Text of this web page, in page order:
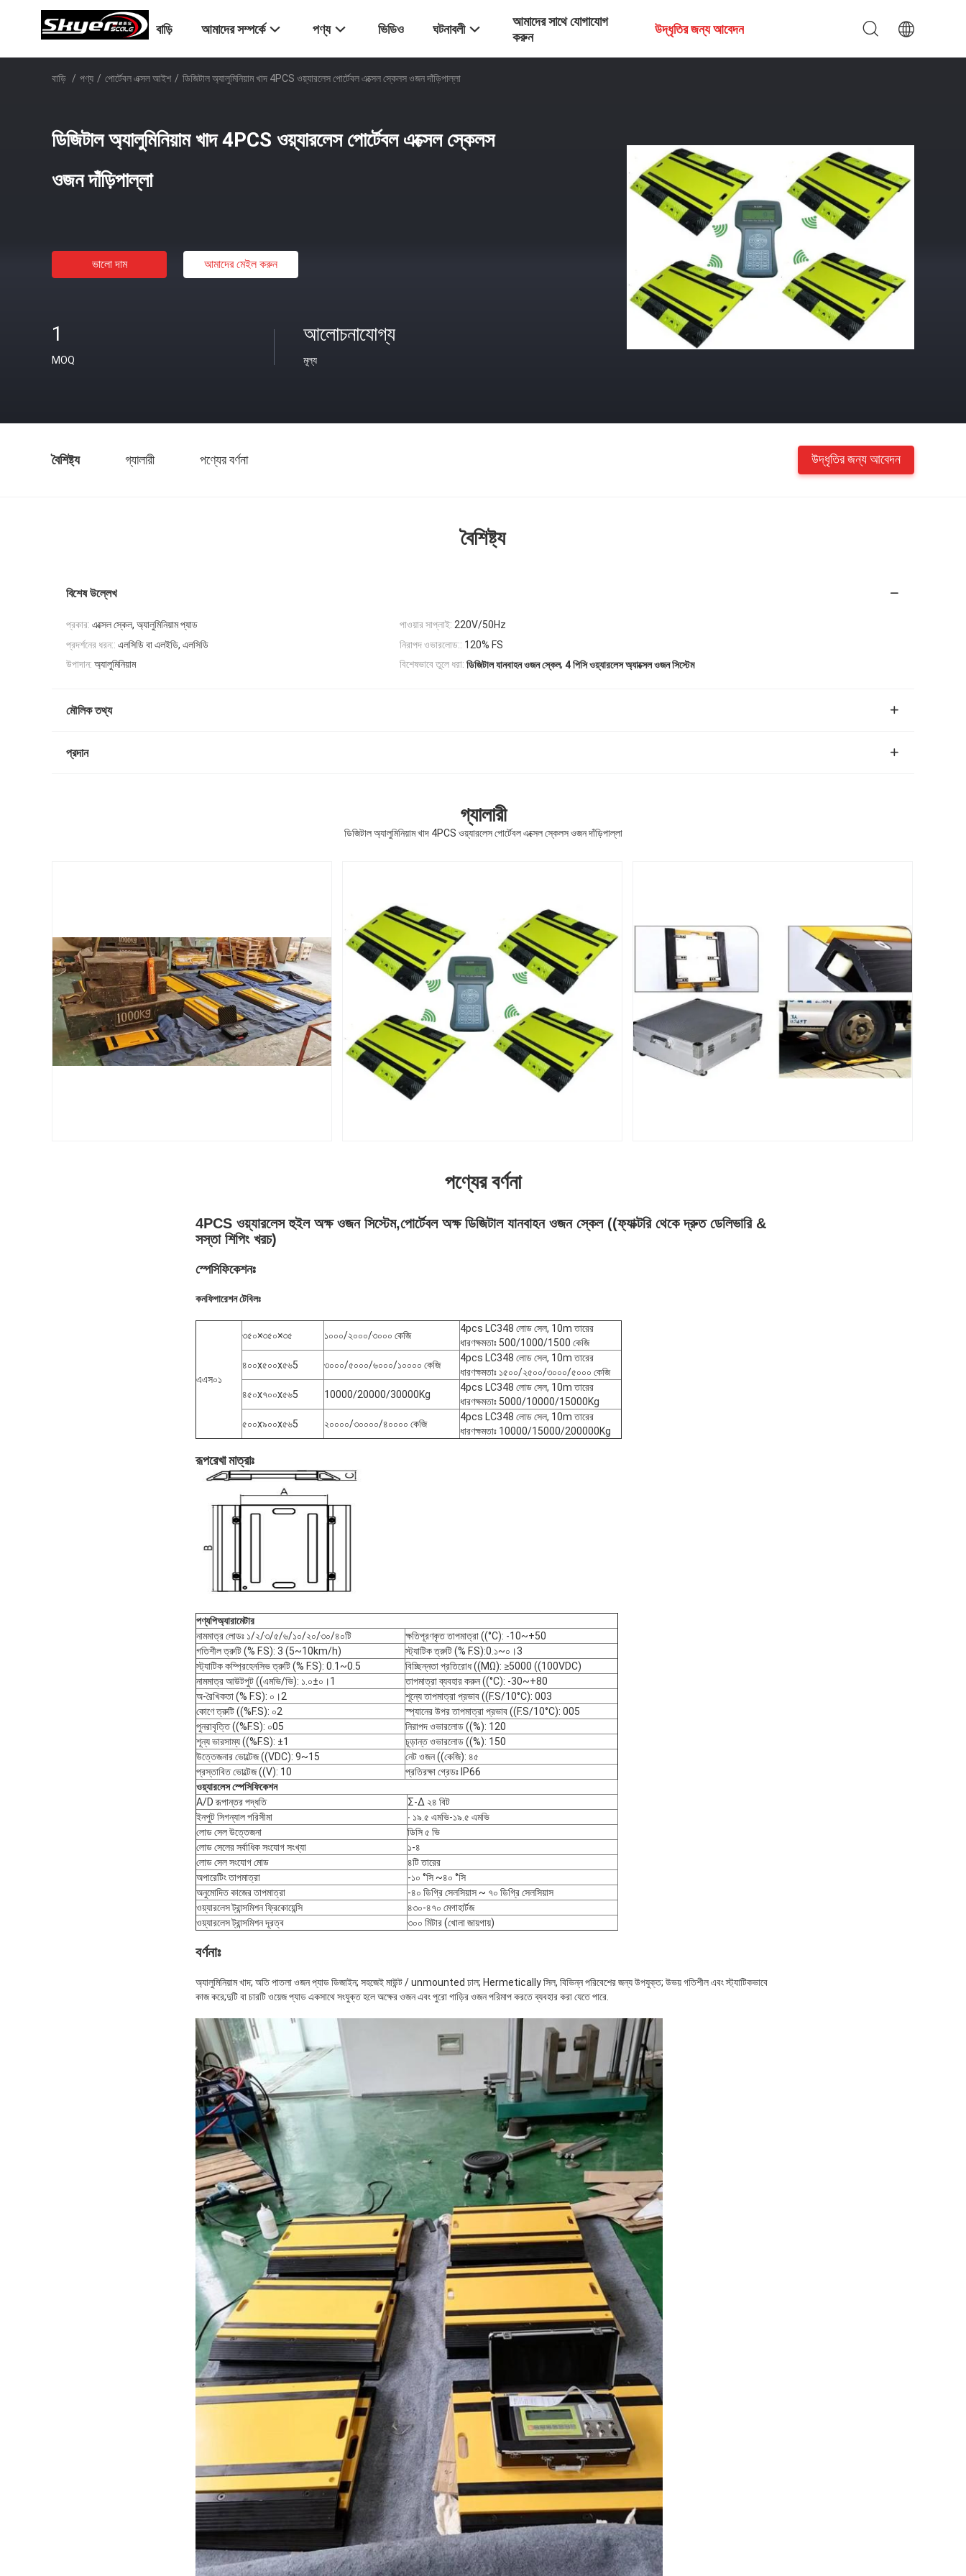
বাড়ি আমাদের সম্পর্কে পণ্য ভিডিও ঘটনাবলী
আমাদের সাথে যোগাযোগ
করুন
উদ্ধৃতির জন্য আবেদন
বাড়ি / পণ্য / পোর্টেবল এক্সল আইশ / ডিজিটাল অ্যালুমিনিয়াম খাদ 4PCS ওয়্যারলেস পোর্টেবল এক্সেল স্কেলস ওজন দাঁড়িপাল্লা
ডিজিটাল অ্যালুমিনিয়াম খাদ 4PCS ওয়্যারলেস পোর্টেবল এক্সেল স্কেলস
ওজন দাঁড়িপাল্লা
ভালো দাম আমাদের মেইল ​​করুন
1
MOQ
আলোচনাযোগ্য
মূল্য
বৈশিষ্ট্য গ্যালারী পণ্যের বর্ণনা উদ্ধৃতির জন্য আবেদন
বৈশিষ্ট্য
বিশেষ উল্লেখ
প্রকার: এক্সেল স্কেল, অ্যালুমিনিয়াম প্যাড পাওয়ার সাপ্লাই: 220V/50Hz
প্রদর্শনের ধরন:: এলসিডি বা এলইডি, এলসিডি নিরাপদ ওভারলোড:: 120% FS
উপাদান: অ্যালুমিনিয়াম বিশেষভাবে তুলে ধরা: ডিজিটাল যানবাহন ওজন স্কেল, 4 পিসি ওয়্যারলেস অ্যাক্সেল ওজন সিস্টেম
মৌলিক তথ্য
প্রদান
গ্যালারী
ডিজিটাল অ্যালুমিনিয়াম খাদ 4PCS ওয়্যারলেস পোর্টেবল এক্সেল স্কেলস ওজন দাঁড়িপাল্লা
পণ্যের বর্ণনা
4PCS ওয়্যারলেস হুইল অক্ষ ওজন সিস্টেম,পোর্টেবল অক্ষ ডিজিটাল যানবাহন ওজন স্কেল ((ফ্যাক্টরি থেকে দ্রুত ডেলিভারি &
সস্তা শিপিং খরচ)
স্পেসিফিকেশনঃ
কনফিগারেশন টেবিলঃ
এএস০১
৩৫০×৩৫০×৩৫ ১০০০/২০০০/৩০০০ কেজি
4pcs LC348 লোড সেল, 10m তারের
ধারণক্ষমতাঃ 500/1000/1500 কেজি
৪০০x৫০০x৫৬5
৩০০০/৫০০০/৬০০০/১০০০০ কেজি
4pcs LC348 লোড সেল, 10m তারের
ধারণক্ষমতাঃ ১৫০০/২৫০০/৩০০০/৫০০০ কেজি
৪৫০x৭০০x৫৬5
10000/20000/30000Kg
4pcs LC348 লোড সেল, 10m তারের
ধারণক্ষমতাঃ 5000/10000/15000Kg
৫০০x৯০০x৫৬5
২০০০০/৩০০০০/৪০০০০ কেজি
4pcs LC348 লোড সেল, 10m তারের
ধারণক্ষমতাঃ 10000/15000/200000Kg
রূপরেখা মাত্রাঃ
পণ্যপিঅ্যারামেটার
নামমাত্র লোডঃ ১/২/৩/৫/৬/১০/২০/৩০/৪০টি
ক্ষতিপূরণকৃত তাপমাত্রা ((°C): -10~+50
গতিশীল ত্রুটি (% F.S): 3 (5~10km/h)
স্ট্যাটিক ত্রুটি (% F.S):0.১~০।3
স্ট্যাটিক কম্প্রিহেনসিভ ত্রুটি (% F.S): 0.1~0.5
বিচ্ছিন্নতা প্রতিরোধ ((MΩ): ≥5000 ((100VDC)
নামমাত্র আউটপুট ((এমভি/ভি): ১.০±০।1
তাপমাত্রা ব্যবহার করুন ((°C): -30~+80
অ-রৈখিকতা (% F.S): ০।2
শূন্যে তাপমাত্রা প্রভাব ((F.S/10°C): 003
কোণে ত্রুটি ((%F.S): ০2
স্প্যানের উপর তাপমাত্রা প্রভাব ((F.S/10°C): 005
পুনরাবৃত্তি ((%F.S): ০05
নিরাপদ ওভারলোড ((%): 120
শূন্য ভারসাম্য ((%F.S): ±1
চূড়ান্ত ওভারলোড ((%): 150
উত্তেজনার ভোল্টেজ ((VDC): 9~15
নেট ওজন ((কেজি): ৪৫
প্রস্তাবিত ভোল্টেজ ((V): 10
প্রতিরক্ষা গ্রেডঃ IP66
ওয়্যারলেস স্পেসিফিকেশন
A/D রূপান্তর পদ্ধতি
Σ-Δ ২৪ বিট
ইনপুট সিগন্যাল পরিসীমা
∙ ১৯.৫ এমভি-১৯.৫ এমভি
লোড সেল উত্তেজনা
ডিসি ৫ ভি
লোড সেলের সর্বাধিক সংযোগ সংখ্যা
১-৪
লোড সেল সংযোগ মোড
৪টি তারের
অপারেটিং তাপমাত্রা
-১০ °সি ~৪০ °সি
অনুমোদিত কাজের তাপমাত্রা
-৪০ ডিগ্রি সেলসিয়াস ~ ৭০ ডিগ্রি সেলসিয়াস
ওয়্যারলেস ট্রান্সমিশন ফ্রিকোয়েন্সি
৪৩০-৪৭০ মেগাহার্টজ
ওয়্যারলেস ট্রান্সমিশন দূরত্ব
৩০০ মিটার (খোলা জায়গায়)
বর্ণনাঃ
অ্যালুমিনিয়াম খাদ; অতি পাতলা ওজন প্যাড ডিজাইন; সহজেই মাউন্ট / unmounted ঢাল; Hermetically সিল, বিভিন্ন পরিবেশের জন্য উপযুক্ত; উভয় গতিশীল এবং স্ট্যাটিকভাবে
কাজ করে;দুটি বা চারটি ওয়েজ প্যাড একসাথে সংযুক্ত হলে অক্ষের ওজন এবং পুরো গাড়ির ওজন পরিমাপ করতে ব্যবহার করা যেতে পারে.